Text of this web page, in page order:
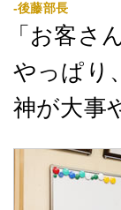
-後藤部長
「お客さ
やっぱり
神が大事